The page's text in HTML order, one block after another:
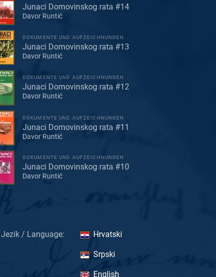
Junaci Domovinskog rata #14
Davor Runtić
DOKUMENTE UND AUFZEICHNUNGEN
Junaci Domovinskog rata #13
Davor Runtić
DOKUMENTE UND AUFZEICHNUNGEN
Junaci Domovinskog rata #12
Davor Runtić
DOKUMENTE UND AUFZEICHNUNGEN
Junaci Domovinskog rata #11
Davor Runtić
DOKUMENTE UND AUFZEICHNUNGEN
Junaci Domovinskog rata #10
Davor Runtić
Jezik / Language: Hrvatski
Srpski
English